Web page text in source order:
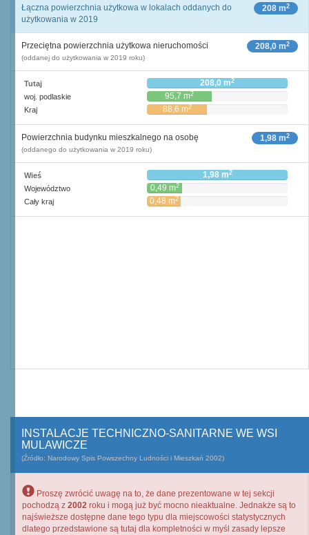
208 m2
Łączna powierzchnia użytkowa w lokalach oddanych do
użytkowania w 2019
208,0 m2
Przeciętna powierzchnia użytkowa nieruchomości
(oddanej do użytkowania w 2019 roku)
Tutaj 208,0 m2
woj. podlaskie 95,7 m2
Kraj 88,6 m2
1,98 m2
Powierzchnia budynku mieszkalnego na osobę
(oddanego do użytkowania w 2019 roku)
Wieś 1,98 m2
Województwo 0,49 m2
Cały kraj 0,48 m2
INSTALACJE TECHNICZNO-SANITARNE WE WSI
MULAWICZE
(Źródło: Narodowy Spis Powszechny Ludności i Mieszkań 2002)
Proszę zwrócić uwagę na to, że dane prezentowane w tej sekcji
pochodzą z 2002 roku i mogą już być mocno nieaktualne. Jednakże są to
najświeższe dostępne dane tego typu dla miejscowości statystycznych
dlatego przedstawione są tutaj dla kompletności w myśl zasady lepsze